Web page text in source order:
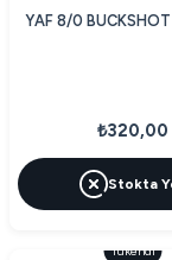
YAF 8/0
₺320,00
Stokta
Tükendi